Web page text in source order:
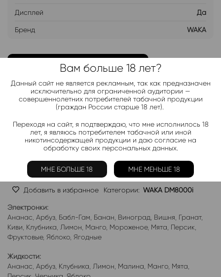
Дисплей Да
Бренд WAKA
ДОБАВИТЬ В ЛИСТ ОЖИДАНИЯ
Хочу дешевле
Telegram-канал 2000+
Актуальные новинки и акции каждые день!
Добавить в избранное Категории: WAKA DM8000i
Электронки:
Ананас Арбуз Бабл-Гам Банан Виноград Вишня Гранат,
Киви Клубника Лимон Манго Мороженое, Мята Персик
Фруктовые, Яблоко Ягодные
Жидкости:
Ананас Арбуз Клубника Лимон Малина Манго Мята
Вам больше 18 лет?
Данный сайт не является рекламным, так как предназначен
исключительно для ограниченной аудитории —
совершеннолетних потребителей табачной продукции
(граждан России старше 18 лет).
Переходя на сайт, я подтверждаю, что мне исполнилось 18
лет, я являюсь потребителем табачной или иной
никотинсодержащей продукции и даю согласие на
обработку своих персональных данных.
МНЕ БОЛЬШЕ 18 МНЕ МЕНЬШЕ 18